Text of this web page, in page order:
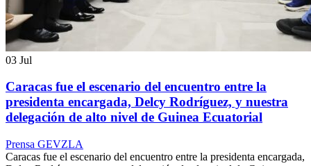
03 Jul
Caracas fue el escenario del encuentro entre la
presidenta encargada, Delcy Rodríguez, y nuestra
delegación de alto nivel de Guinea Ecuatorial
Prensa GEVZLA
Caracas fue el escenario del encuentro entre la presidenta encargada,